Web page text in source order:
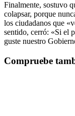
Finalmente, sostuvo
colapsar, porque
los ciudadanos que
sentido, cerró: «Si el
guste nuestro
Compruebe